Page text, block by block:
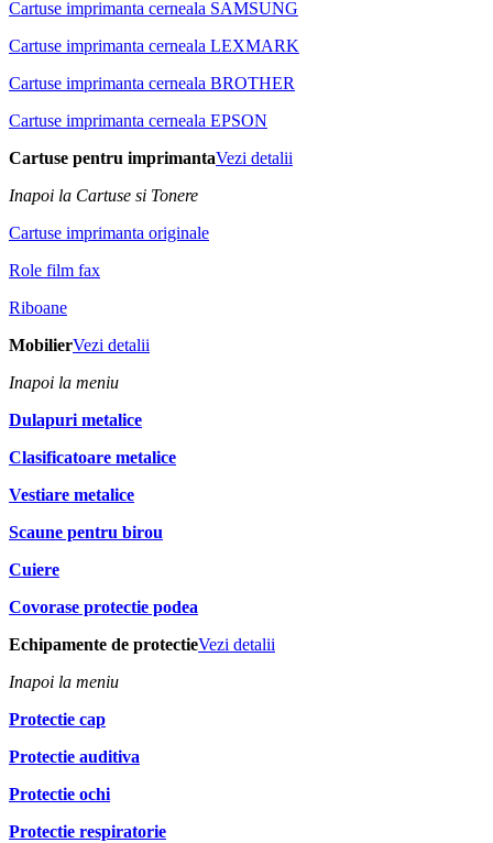
Cartuse imprimanta cerneala SAMSUNG
Cartuse imprimanta cerneala LEXMARK
Cartuse imprimanta cerneala BROTHER
Cartuse imprimanta cerneala EPSON
Cartuse pentru imprimantaVezi detalii
Inapoi la Cartuse si Tonere
Cartuse imprimanta originale
Role film fax
Riboane
MobilierVezi detalii
Inapoi la meniu
Dulapuri metalice
Clasificatoare metalice
Vestiare metalice
Scaune pentru birou
Cuiere
Covorase protectie podea
Echipamente de protectieVezi detalii
Inapoi la meniu
Protectie cap
Protectie auditiva
Protectie ochi
Protectie respiratorie